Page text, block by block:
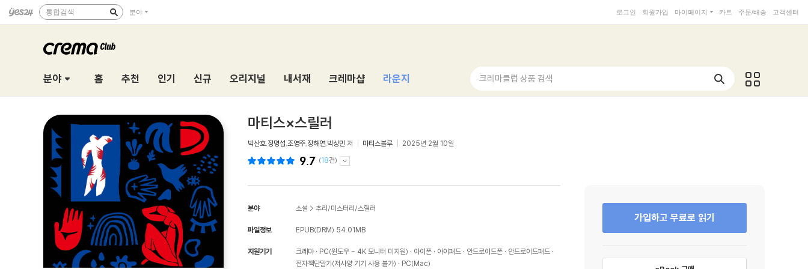
통합검색 분야 로그인 회원가입 마이페이지 카트 주문/배송 고객센터
분야 홈 추천 인기 신규 오리지널 내서재 크레마샵 라운지 크레마클럽 상품 검색
마티스×스릴러
박산호,정명섭,조영주,정해연,박상민 저 마티스블루 2025년 2월 10일
9.7 (18건)
분야 소설 > 추리/미스터리/스릴러
파일정보 EPUB(DRM) 54.01MB
지원기기 크레마 PC(윈도우 - 4K 모니터 미지원) 아이폰 아이패드 안드로이드폰
안드로이드패드
전자책단말기(저사양 기기 사용 불가)
PC(Mac)
가입하고 무료로 읽기